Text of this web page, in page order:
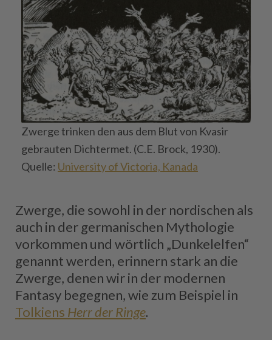
Zwerge trinken den aus dem Blut von Kvasir
gebrauten Dichtermet. (C.E. Brock, 1930).
Quelle: University of Victoria, Kanada
Zwerge, die sowohl in der nordischen als
auch in der germanischen Mythologie
vorkommen und wörtlich „Dunkelelfen“
genannt werden, erinnern stark an die
Zwerge, denen wir in der modernen
Fantasy begegnen, wie zum Beispiel in
Tolkiens Herr der Ringe.